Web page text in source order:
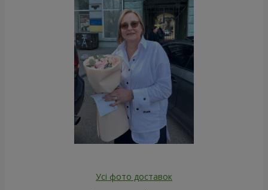
Усі фото доставок